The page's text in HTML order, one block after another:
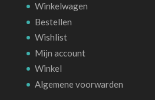
Winkelwagen
Bestellen
Wishlist
Mijn account
Winkel
Algemene voorwarden